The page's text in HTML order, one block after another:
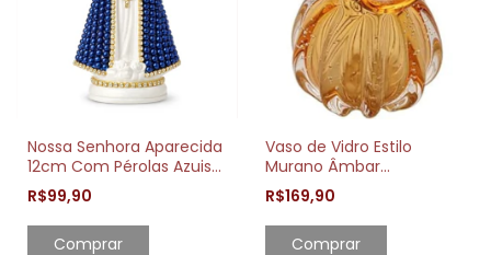
Nossa Senhora Aparecida
12cm Com Pérolas Azuis
Decorativa
R$99,90
Vaso de Vidro Estilo
Murano Âmbar
Decorativo 13cm
Elegante
R$169,90